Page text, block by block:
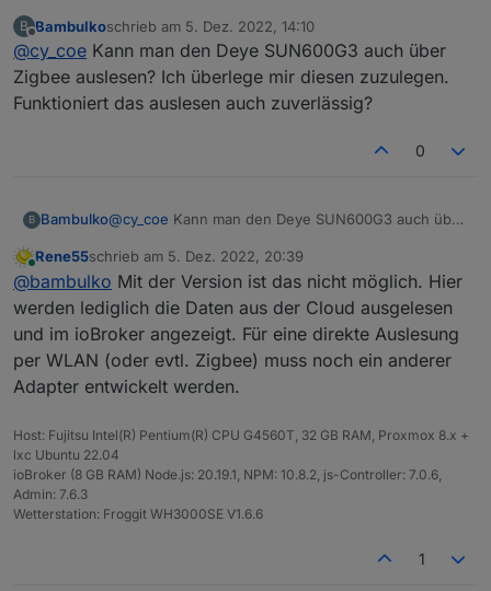
-EU-230. Funktioniert bestens mit diesem Adapter.
B Bambulkoschrieb am 5. Dez. 2022, 14:10
zuletzt editiert von
@cy_coe Kann man den Deye SUN600G3 auch über
Zigbee auslesen? Ich überlege mir diesen zuzulegen.
Funktioniert das auslesen auch zuverlässig?
0
B Bambulko@cy_coe Kann man den Deye SUN600G3 auch über
zuzulegen. Funktioniert das auslesen auch
zuverlässig?
Online
Rene55schrieb am 5. Dez. 2022, 20:39
zuletzt editiert von
@bambulko Mit der Version ist das nicht möglich. Hier
werden lediglich die Daten aus der Cloud ausgelesen
und im ioBroker angezeigt. Für eine direkte Auslesung
per WLAN (oder evtl. Zigbee) muss noch ein anderer
Adapter entwickelt werden.
Host: Fujitsu Intel(R) Pentium(R) CPU G4560T, 32 GB RAM, Proxmox 8.x +
lxc Ubuntu 22.04
ioBroker (8 GB RAM) Node.js: 20.19.1, NPM: 10.8.2, js-Controller: 7.0.6,
Admin: 7.6.3
Wetterstation: Froggit WH3000SE V1.6.6
1